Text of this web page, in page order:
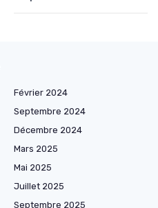
Février 2024
Septembre 2024
Décembre 2024
Mars 2025
Mai 2025
Juillet 2025
Septembre 2025